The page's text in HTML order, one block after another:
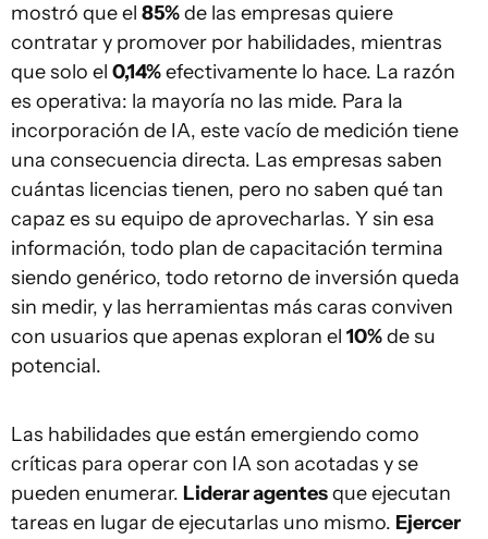
mostró que el 85%de las empresas quiere
contratar y promover por habilidades, mientras
que solo el 0,14%efectivamente lo hace. La razón
es operativa: la mayoría no las mide. Para la
incorporación de IA, este vacío de medición tiene
una consecuencia directa. Las empresas saben
cuántas licencias tienen, pero no saben qué tan
capaz es su equipo de aprovecharlas. Y sin esa
información, todo plan de capacitación termina
siendo genérico, todo retorno de inversión queda
sin medir, y las herramientas más caras conviven
con usuarios que apenas exploran el 10%de su
potencial.
Las habilidades que están emergiendo como
críticas para operar con IA son acotadas y se
pueden enumerar. Liderar agentesque ejecutan
tareas en lugar de ejecutarlas uno mismo. Ejercer